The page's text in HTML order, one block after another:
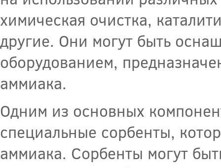
химическая очистка,
другие. Они могут быть
оборудованием,
аммиака.
Одним из основных
специальные сорбенты,
аммиака. Сорбенты могут